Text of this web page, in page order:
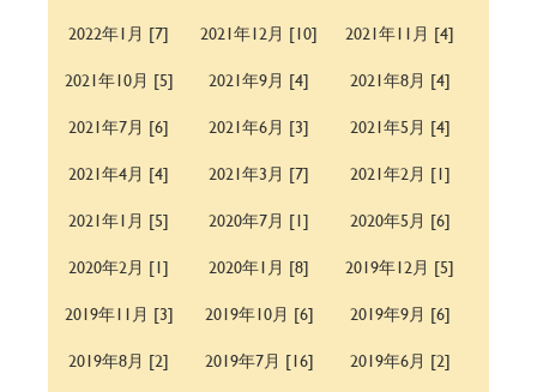
2022年1月 [7]
2021年12月 [10]
2021年11月 [4]
2021年10月 [5]
2021年9月 [4]
2021年8月 [4]
2021年7月 [6]
2021年6月 [3]
2021年5月 [4]
2021年4月 [4]
2021年3月 [7]
2021年2月 [1]
2021年1月 [5]
2020年7月 [1]
2020年5月 [6]
2020年2月 [1]
2020年1月 [8]
2019年12月 [5]
2019年11月 [3]
2019年10月 [6]
2019年9月 [6]
2019年8月 [2]
2019年7月 [16]
2019年6月 [2]